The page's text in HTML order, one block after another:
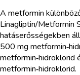
A metformin
Linagliptin/Metformin
hatáserősségekben
500 mg
metformin‑hidroklorid
metformin‑hidroklorid.